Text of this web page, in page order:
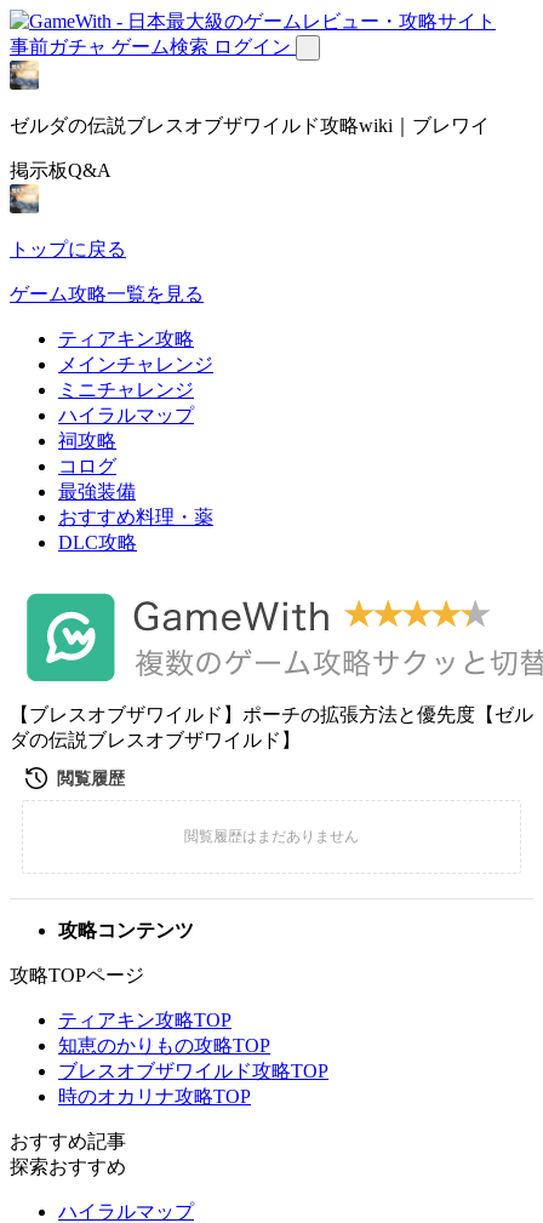
事前ガチャ ゲーム検索 ログイン
ゼルダの伝説ブレスオブザワイルド攻略wiki｜ブレワイ
掲示板Q&A
トップに戻る
ゲーム攻略一覧を見る
ティアキン攻略
メインチャレンジ
ミニチャレンジ
ハイラルマップ
祠攻略
コログ
最強装備
おすすめ料理・薬
DLC攻略
【ブレスオブザワイルド】ポーチの拡張方法と優先度【ゼル
ダの伝説ブレスオブザワイルド】
攻略コンテンツ
攻略TOPページ
ティアキン攻略TOP
知恵のかりもの攻略TOP
ブレスオブザワイルド攻略TOP
時のオカリナ攻略TOP
おすすめ記事
探索おすすめ
ハイラルマップ